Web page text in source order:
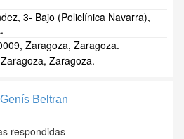
3- Bajo (Policlínica Navarra),
Zaragoza, Zaragoza.
Zaragoza.
Beltran
respondidas